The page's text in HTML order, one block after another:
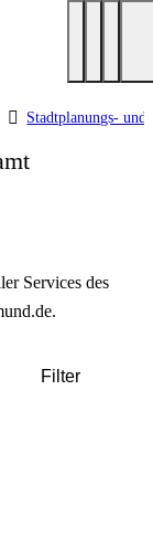
Stadtplanungs- und
Services des
Filter